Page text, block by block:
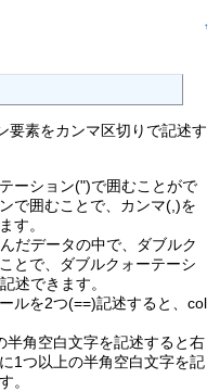
↑
要素をカンマ区切りで記述す
ーション(")で囲むことがで
で囲むことで、カンマ(,)を
す。
だデータの中で、ダブルク
とで、ダブルクォーテーシ
述できます。
ルを2つ(==)記述すると、col
半角空白文字を記述すると右
1つ以上の半角空白文字を記
。